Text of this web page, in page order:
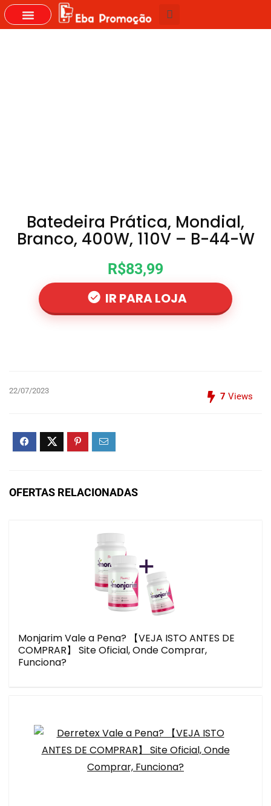
Batedeira Prática, Mondial,
Branco, 400W, 110V – B-44-W
R$83,99
IR PARA LOJA
22/07/2023
7 Views
OFERTAS RELACIONADAS
Monjarim Vale a Pena? 【VEJA ISTO ANTES DE
COMPRAR】 Site Oficial, Onde Comprar,
Funciona?